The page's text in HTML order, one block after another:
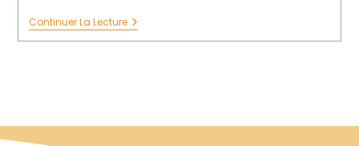
Continuer La Lecture